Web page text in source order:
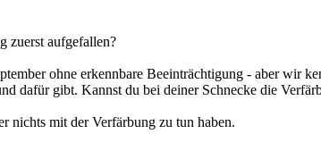
zuerst aufgefallen?
ohne erkennbare Beeinträchtigung - aber wir
dafür gibt. Kannst du bei deiner Schnecke die
nichts mit der Verfärbung zu tun haben.